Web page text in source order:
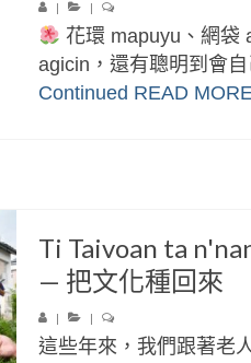
| |
花環 mapuyu、網袋
agicin，還有聰明到會
Continued READ
Ti Taivoan ta
— 把文化種回來
這些年來，我們跟著老